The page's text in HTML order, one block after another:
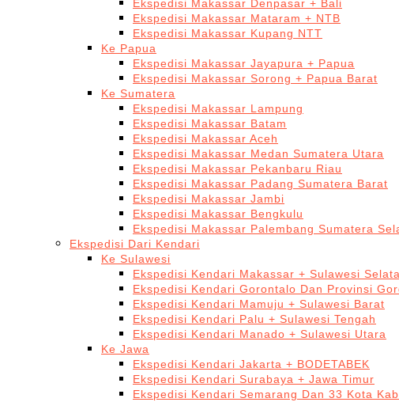
Ekspedisi Makassar Denpasar + Bali
Ekspedisi Makassar Mataram + NTB
Ekspedisi Makassar Kupang NTT
Ke Papua
Ekspedisi Makassar Jayapura + Papua
Ekspedisi Makassar Sorong + Papua Barat
Ke Sumatera
Ekspedisi Makassar Lampung
Ekspedisi Makassar Batam
Ekspedisi Makassar Aceh
Ekspedisi Makassar Medan Sumatera Utara
Ekspedisi Makassar Pekanbaru Riau
Ekspedisi Makassar Padang Sumatera Barat
Ekspedisi Makassar Jambi
Ekspedisi Makassar Bengkulu
Ekspedisi Makassar Palembang Sumatera
Ekspedisi Dari Kendari
Ke Sulawesi
Ekspedisi Kendari Makassar + Sulawesi
Ekspedisi Kendari Gorontalo Dan Provinsi
Ekspedisi Kendari Mamuju + Sulawesi Barat
Ekspedisi Kendari Palu + Sulawesi Tengah
Ekspedisi Kendari Manado + Sulawesi Utara
Ke Jawa
Ekspedisi Kendari Jakarta + BODETABEK
Ekspedisi Kendari Surabaya + Jawa Timur
Ekspedisi Kendari Semarang Dan 33 Kota